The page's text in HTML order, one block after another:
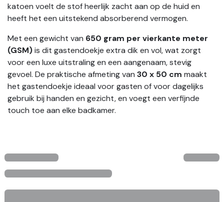
katoen voelt de stof heerlijk zacht aan op de huid en
heeft het een uitstekend absorberend vermogen.
Met een gewicht van 650 gram per vierkante meter
(GSM)is dit gastendoekje extra dik en vol, wat zorgt
voor een luxe uitstraling en een aangenaam, stevig
gevoel. De praktische afmeting van 30 x 50 cm maakt
het gastendoekje ideaal voor gasten of voor dagelijks
gebruik bij handen en gezicht, en voegt een verfijnde
touch toe aan elke badkamer.